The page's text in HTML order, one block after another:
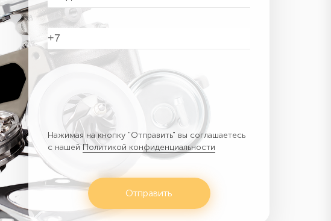
Нажимая на кнопку "Отправить" вы соглашаетесь
с нашейПолитикой конфиденциальности
Отправить